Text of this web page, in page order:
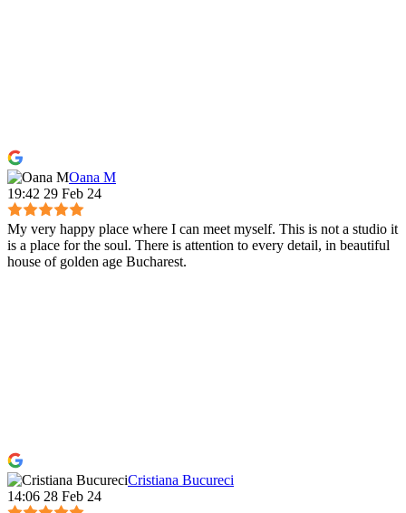
Oana M
19:42 29 Feb 24
My very happy place where I can meet myself. This is not a studio it
is a place for the soul. There is attention to every detail, in beautiful
house of golden age Bucharest.
Cristiana Bucureci
14:06 28 Feb 24